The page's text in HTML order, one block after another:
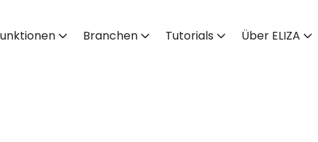
Branchen Tutorials Über ELIZA